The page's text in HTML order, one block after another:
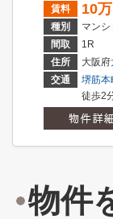
賃料 10
種別
マンシ
間取
1R
住所
大阪府
交通
堺筋本
徒歩2
物件